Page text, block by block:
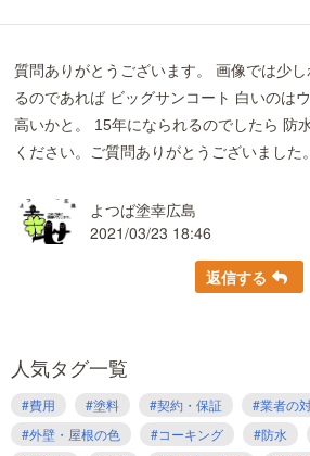
質問ありがとうございます。 画像では少
るのであれば ビッグサンコート 白いのは
高いかと。 15年になられるのでしたら 防
ください。ご質問ありがとうございました。
よつば塗幸広島
2021/03/23 18:46
返信する
人気タグ一覧
#費用 #塗料 #契約・保証 #業者の
#外壁・屋根の色
#コーキング #防水